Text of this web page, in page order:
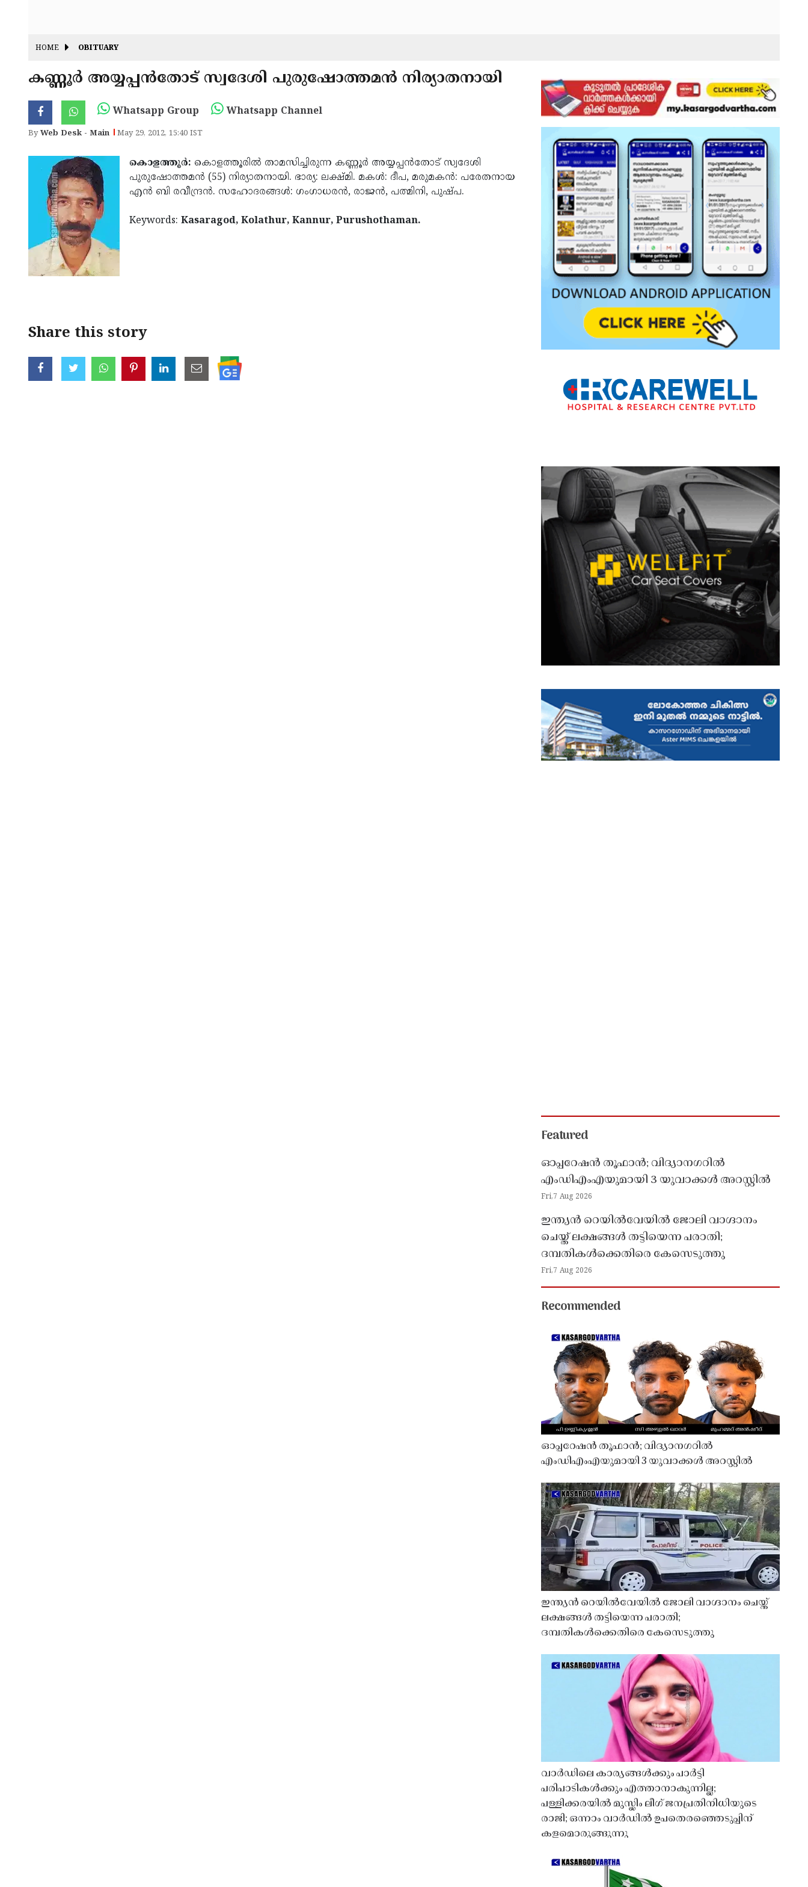
HOME OBITUARY
കണ്ണൂര്‍ അയ്യപ്പന്‍തോട് സ്വദേശി പുരുഷോത്തമന്‍ നിര്യാതനായി
Whatsapp Group Whatsapp Channel
ByWeb Desk - Main May 29, 2012, 15:40 IST
കൊളത്തൂര്‍: കൊളത്തൂരില്‍ താമസിച്ചിരുന്ന കണ്ണൂര്‍ അയ്യപ്പന്‍തോട് സ്വദേശി
പുരുഷോത്തമന്‍ (55) നിര്യാതനായി. ഭാര്യ: ലക്ഷ്മി. മകള്‍: ദീപ, മരുമകന്‍: പരേതനായ
എന്‍ ബി രവീന്ദ്രന്‍. സഹോദരങ്ങള്‍: ഗംഗാധരന്‍, രാജന്‍, പത്മിനി, പുഷ്പ.
Keywords: Kasaragod, Kolathur, Kannur, Purushothaman.
Share this story
Featured
ഓപ്പറേഷൻ തൂഫാൻ; വിദ്യാനഗറിൽ
എംഡിഎംഎയുമായി 3 യുവാക്കൾ അറസ്റ്റിൽ
Fri,7 Aug 2026
ഇന്ത്യൻ റെയിൽവേയിൽ ജോലി വാഗ്ദാനം
ചെയ്ത് ലക്ഷങ്ങൾ തട്ടിയെന്ന പരാതി;
ദമ്പതികൾക്കെതിരെ കേസെടുത്തു
Fri,7 Aug 2026
Recommended
ഓപ്പറേഷൻ തൂഫാൻ; വിദ്യാനഗറിൽ
എംഡിഎംഎയുമായി 3 യുവാക്കൾ അറസ്റ്റിൽ
ഇന്ത്യൻ റെയിൽവേയിൽ ജോലി വാഗ്ദാനം ചെയ്ത്
ലക്ഷങ്ങൾ തട്ടിയെന്ന പരാതി;
ദമ്പതികൾക്കെതിരെ കേസെടുത്തു
വാർഡിലെ കാര്യങ്ങൾക്കും പാർട്ടി
പരിപാടികൾക്കും എത്താനാകുന്നില്ല;
പള്ളിക്കരയിൽ മുസ്ലിം ലീഗ് ജനപ്രതിനിധിയുടെ
രാജി; ഒന്നാം വാർഡിൽ ഉപതെരഞ്ഞെടുപ്പിന്
കളമൊരുങ്ങുന്നു